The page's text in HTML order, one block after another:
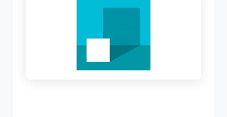
انتخاب تنظیمات مناسب برای کاهش حجم بهتر
بررسی خروجی نهایی جهت حفظ کیفیت گرافیک ها